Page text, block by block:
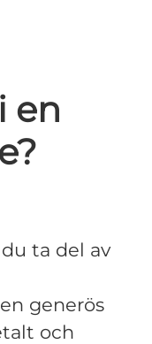
en
ta del av
generös
och